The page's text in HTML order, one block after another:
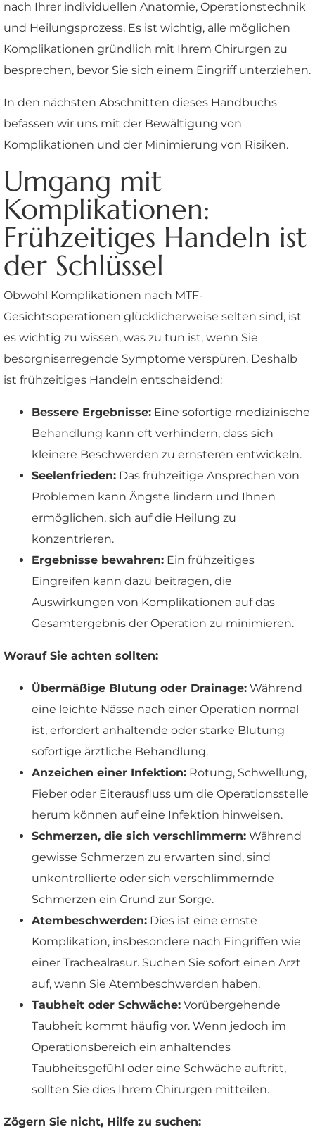
nach Ihrer individuellen Anatomie, Operationstechnik
und Heilungsprozess. Es ist wichtig, alle möglichen
Komplikationen gründlich mit Ihrem Chirurgen zu
besprechen, bevor Sie sich einem Eingriff unterziehen.
In den nächsten Abschnitten dieses Handbuchs
befassen wir uns mit der Bewältigung von
Komplikationen und der Minimierung von Risiken.
Umgang mit
Komplikationen:
Frühzeitiges Handeln ist
der Schlüssel
Obwohl Komplikationen nach MTF-
Gesichtsoperationen glücklicherweise selten sind, ist
es wichtig zu wissen, was zu tun ist, wenn Sie
besorgniserregende Symptome verspüren. Deshalb
ist frühzeitiges Handeln entscheidend:
Bessere Ergebnisse: Eine sofortige medizinische
Behandlung kann oft verhindern, dass sich
kleinere Beschwerden zu ernsteren entwickeln.
Seelenfrieden: Das frühzeitige Ansprechen von
Problemen kann Ängste lindern und Ihnen
ermöglichen, sich auf die Heilung zu
konzentrieren.
Ergebnisse bewahren: Ein frühzeitiges
Eingreifen kann dazu beitragen, die
Auswirkungen von Komplikationen auf das
Gesamtergebnis der Operation zu minimieren.
Worauf Sie achten sollten:
Übermäßige Blutung oder Drainage: Während
eine leichte Nässe nach einer Operation normal
ist, erfordert anhaltende oder starke Blutung
sofortige ärztliche Behandlung.
Anzeichen einer Infektion: Rötung, Schwellung,
Fieber oder Eiterausfluss um die Operationsstelle
herum können auf eine Infektion hinweisen.
Schmerzen, die sich verschlimmern: Während
gewisse Schmerzen zu erwarten sind, sind
unkontrollierte oder sich verschlimmernde
Schmerzen ein Grund zur Sorge.
Atembeschwerden: Dies ist eine ernste
Komplikation, insbesondere nach Eingriffen wie
einer Trachealrasur. Suchen Sie sofort einen Arzt
auf, wenn Sie Atembeschwerden haben.
Taubheit oder Schwäche: Vorübergehende
Taubheit kommt häufig vor. Wenn jedoch im
Operationsbereich ein anhaltendes
Taubheitsgefühl oder eine Schwäche auftritt,
sollten Sie dies Ihrem Chirurgen mitteilen.
Zögern Sie nicht, Hilfe zu suchen: